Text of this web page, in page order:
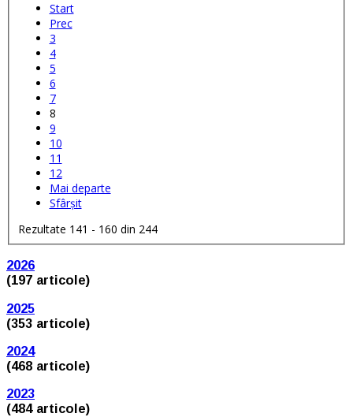
Start
Prec
3
4
5
6
7
8
9
10
11
12
Mai departe
Sfârșit
Rezultate 141 - 160 din 244
2026
(197 articole)
2025
(353 articole)
2024
(468 articole)
2023
(484 articole)